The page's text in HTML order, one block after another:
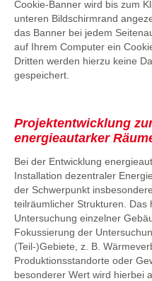
Cookie-Banner wird bis zum
unteren Bildschirmrand
das Banner bei jedem
auf Ihrem Computer ein
Dritten werden hierzu keine
gespeichert.
Projektentwicklung
energieautarker
Bei der Entwicklung
Installation dezentraler
der Schwerpunkt
teilräumlicher Strukturen. Das
Untersuchung einzelner
Fokussierung der
(Teil-)Gebiete, z. B.
Produktionsstandorte oder
besonderer Wert wird hierbei